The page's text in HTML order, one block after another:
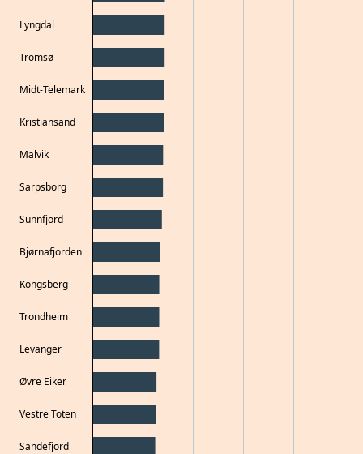
Lyngdal
Tromsø
Midt-Telemark
Kristiansand
Malvik
Sarpsborg
Sunnfjord
Bjørnafjorden
Kongsberg
Trondheim
Levanger
Øvre Eiker
Vestre Toten
Sandefjord